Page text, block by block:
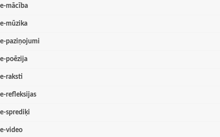
e-mācība
e-mūzika
e-paziņojumi
e-poēzija
e-raksti
e-refleksijas
e-sprediķi
e-video